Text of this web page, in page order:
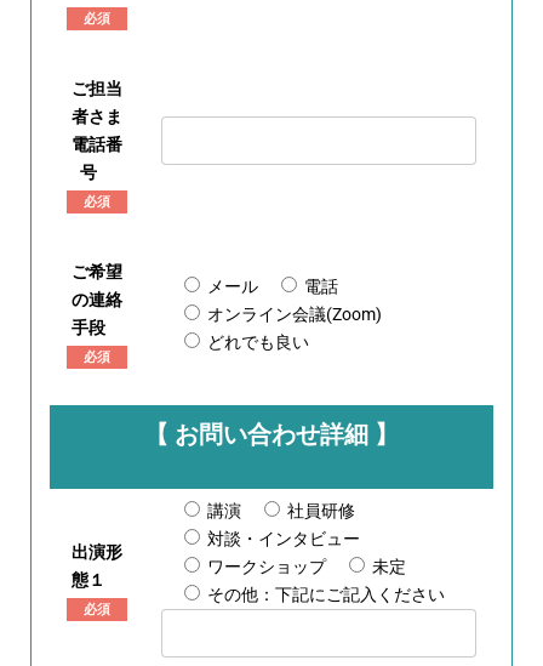
必須
ご担当
者さま
電話番
号
必須
ご希望
の連絡
手段
必須
メール
電話
オンライン会議(Zoom)
どれでも良い
【 お問い合わせ詳細 】
出演形
態１
必須
講演
社員研修
対談・インタビュー
ワークショップ
未定
その他：下記にご記入ください